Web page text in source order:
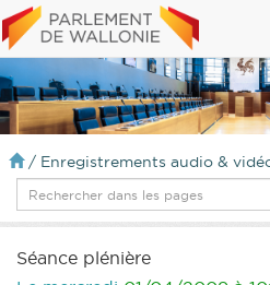
/ Enregistrements audio &
Séance plénière